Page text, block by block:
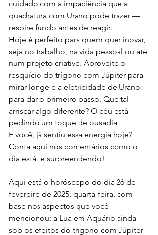
cuidado com a impaciência que a
quadratura com Urano pode trazer —
respire fundo antes de reagir.
Hoje é perfeito para quem quer inovar,
seja no trabalho, na vida pessoal ou até
num projeto criativo. Aproveite o
resquício do trígono com Júpiter para
mirar longe e a eletricidade de Urano
para dar o primeiro passo. Que tal
arriscar algo diferente? O céu está
pedindo um toque de ousadia.
E você, já sentiu essa energia hoje?
Conta aqui nos comentários como o
dia está te surpreendendo!
Aqui está o horóscopo do dia 26 de
fevereiro de 2025, quarta-feira, com
base nos aspectos que você
mencionou: a Lua em Aquário ainda
sob os efeitos do trígono com Júpiter